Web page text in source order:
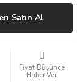
Satın Al
Fiyat Düşünce
Haber Ver